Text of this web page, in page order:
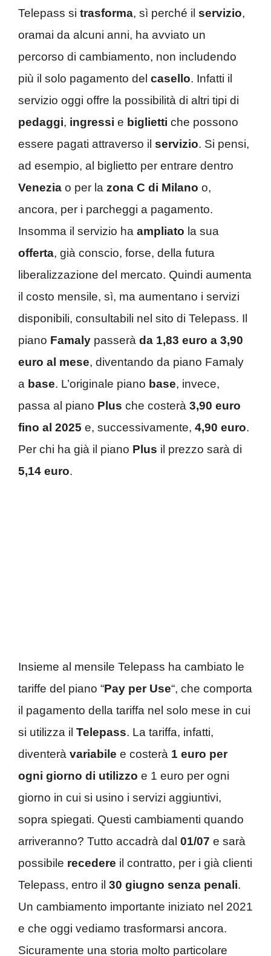
Telepass si trasforma, sì perché il servizio,
oramai da alcuni anni, ha avviato un
percorso di cambiamento, non includendo
più il solo pagamento del casello. Infatti il
servizio oggi offre la possibilità di altri tipi di
pedaggi, ingressi e biglietti che possono
essere pagati attraverso il servizio. Si pensi,
ad esempio, al biglietto per entrare dentro
Venezia o per la zona C di Milano o,
ancora, per i parcheggi a pagamento.
Insomma il servizio ha ampliato la sua
offerta, già conscio, forse, della futura
liberalizzazione del mercato. Quindi aumenta
il costo mensile, sì, ma aumentano i servizi
disponibili, consultabili nel sito di Telepass. Il
piano Famaly passerà da 1,83 euro a 3,90
euro al mese, diventando da piano Famaly
a base. L’originale piano base, invece,
passa al piano Plus che costerà 3,90 euro
fino al 2025 e, successivamente, 4,90 euro.
Per chi ha già il piano Plus il prezzo sarà di
5,14 euro.
Insieme al mensile Telepass ha cambiato le
tariffe del piano “Pay per Use“, che comporta
il pagamento della tariffa nel solo mese in cui
si utilizza il Telepass. La tariffa, infatti,
diventerà variabile e costerà 1 euro per
ogni giorno di utilizzo e 1 euro per ogni
giorno in cui si usino i servizi aggiuntivi,
sopra spiegati. Questi cambiamenti quando
arriveranno? Tutto accadrà dal 01/07 e sarà
possibile recedere il contratto, per i già clienti
Telepass, entro il 30 giugno senza penali.
Un cambiamento importante iniziato nel 2021
e che oggi vediamo trasformarsi ancora.
Sicuramente una storia molto particolare